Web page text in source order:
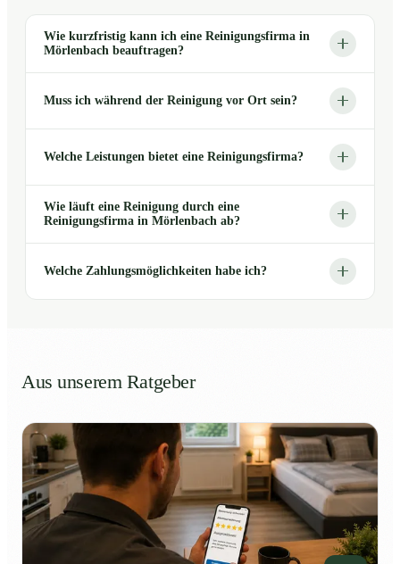
Wie kurzfristig kann ich eine Reinigungsfirma in
Mörlenbach beauftragen?
Muss ich während der Reinigung vor Ort sein?
Welche Leistungen bietet eine Reinigungsfirma?
Wie läuft eine Reinigung durch eine
Reinigungsfirma in Mörlenbach ab?
Welche Zahlungsmöglichkeiten habe ich?
Aus unserem Ratgeber